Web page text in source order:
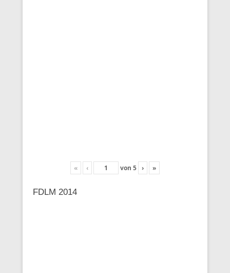
« ‹ von 5 › »
FDLM 2014